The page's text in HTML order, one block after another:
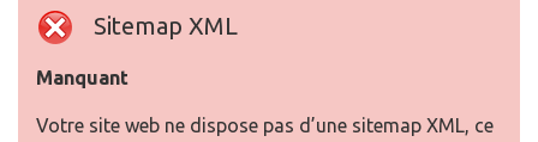
Sitemap XML
Manquant
Votre site web ne dispose pas d’une sitemap XML, ce